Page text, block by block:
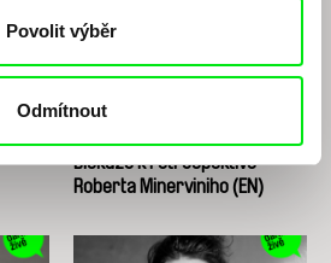
Povolit výběr
Odmítnout
Roberto Minervini
Diskuze k retrospektivě
Roberta Minerviniho (EN)